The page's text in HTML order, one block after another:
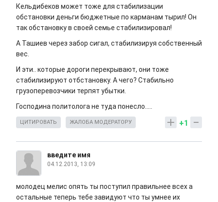
Кельдибеков может тоже для стабилизации
обстановки деньги бюджетные по карманам тырил! Он
так обстановку в своей семье стабилизировал!
А Ташиев через забор сигал, стабилизируя собственный
вес.
И эти.. которые дороги перекрывают, они тоже
стабилизируют отбстановку. А чего? Стабильно
грузоперевозчики терпят убытки.
Господина политолога не туда понесло.....
+1
ЦИТИРОВАТЬ ЖАЛОБА МОДЕРАТОРУ
введите имя
04.12.2013, 13:09
молодец мелис опять ты поступил правильнее всех а
остальные теперь тебе завидуют что ты умнее их